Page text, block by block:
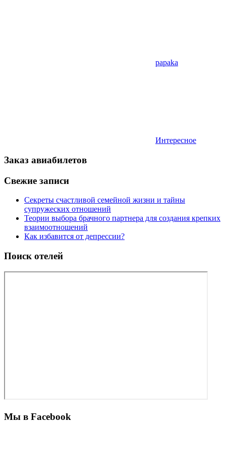
papaka
Интересное
Заказ авиабилетов
Свежие записи
Секреты счастливой семейной жизни и тайны
супружеских отношений
Теории выбора брачного партнера для создания крепких
взаимоотношений
Как избавится от депрессии?
Поиск отелей
Мы в Facebook